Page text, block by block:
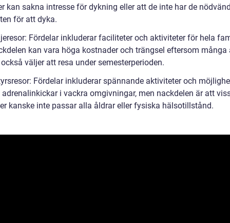
kan sakna intresse för dykning eller att de inte har de
för att dyka.
Fördelar inkluderar faciliteter och aktiviteter för hela
kan vara höga kostnader och trängsel eftersom många
väljer att resa under semesterperioden.
Fördelar inkluderar spännande aktiviteter och
i vackra omgivningar, men nackdelen är att
kanske inte passar alla åldrar eller fysiska hälsotillstånd.